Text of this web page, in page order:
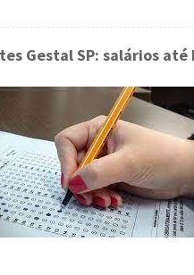
Gestal SP: salários até